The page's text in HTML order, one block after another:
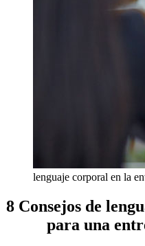
lenguaje corporal en la
8 Consejos de
para una